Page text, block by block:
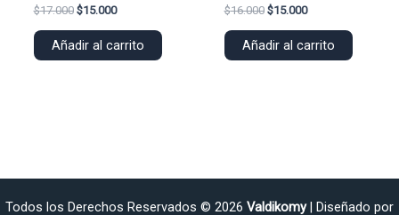
$17.000 El
original
$15.000El
actual
Añadir al carrito
$16.000 El
original
$15.000El
actual
Añadir al carrito
Todos los Derechos Reservados © 2026 Valdikomy| Diseñado por